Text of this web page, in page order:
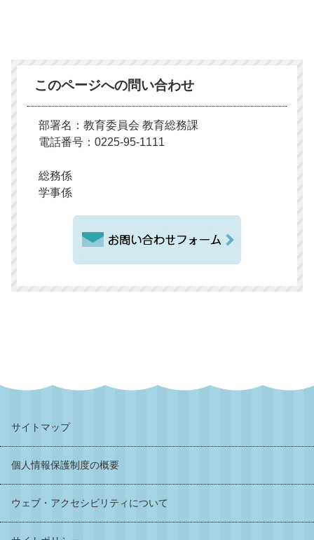
このページへの問い合わせ
部署名：教育委員会 教育総務課
電話番号：0225-95-1111
総務係
学事係
サイトマップ
個人情報保護制度の概要
ウェブ・アクセシビリティについて